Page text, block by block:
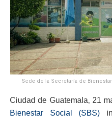
Sede de la Secretaría de
Ciudad de Guatemala, 21
Bienestar Social (SBS)